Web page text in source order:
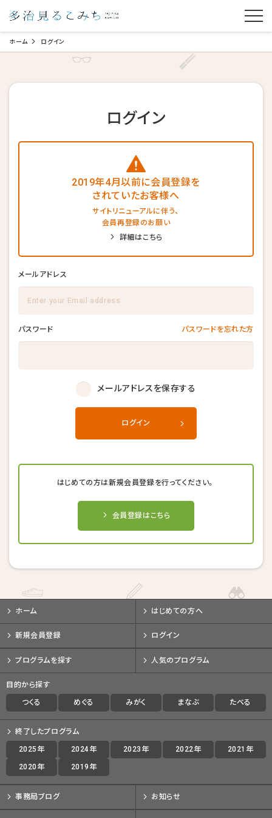
ホーム ログイン
ログイン
2019年4月以前に会員登録を
されていたお客様へ
サイトリニューアルに伴う、
会員再登録のお願い
詳細はこちら
メールアドレス
パスワード パスワードを忘れた方
メールアドレスを保存する
ログイン
はじめての方は新規会員登録を行ってください。
会員登録はこちら
ホーム はじめての方へ
新規会員登録 ログイン
プログラムを探す 人気のプログラム
目的から探す
つくる めぐる みがく まなぶ たべる
終了したプログラム
2025年 2024年 2023年 2022年 2021年
2020年 2019年
事務局ブログ お知らせ